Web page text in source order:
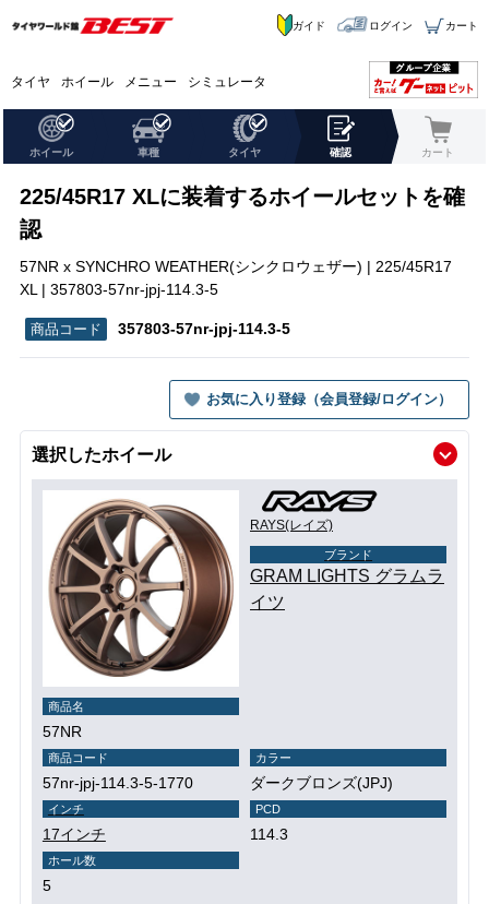
タイヤ ホイール メニュー シミュレータ
ガイド ログイン カート
ホイール 車種 タイヤ 確認 カート
225/45R17 XLに装着するホイールセットを確
認
57NR x SYNCHRO WEATHER(シンクロウェザー) | 225/45R17
XL | 357803-57nr-jpj-114.3-5
357803-57nr-jpj-114.3-5
お気に入り登録（会員登録/ログイン）
選択したホイール
RAYS(レイズ)
ブランド
GRAM LIGHTS グラムラ
イツ
商品名
57NR
商品コード
57nr-jpj-114.3-5-1770
カラー
ダークブロンズ(JPJ)
インチ
17インチ
PCD
114.3
ホール数
5